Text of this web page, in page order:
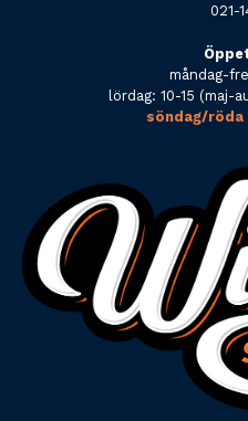
021-
måndag-
lördag: 10-15 (maj-
söndag/röda